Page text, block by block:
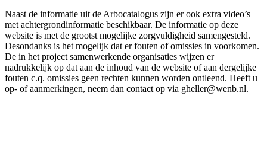
Naast de informatie uit de Arbocatalogus zijn er ook extra video’s
met achtergrondinformatie beschikbaar. De informatie op deze
website is met de grootst mogelijke zorgvuldigheid samengesteld.
Desondanks is het mogelijk dat er fouten of omissies in voorkomen.
De in het project samenwerkende organisaties wijzen er
nadrukkelijk op dat aan de inhoud van de website of aan dergelijke
fouten c.q. omissies geen rechten kunnen worden ontleend. Heeft u
op- of aanmerkingen, neem dan contact op via gheller@wenb.nl.